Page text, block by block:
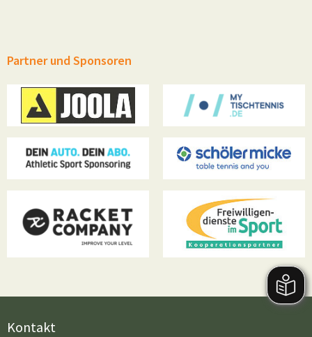
Partner und Sponsoren
Kontakt